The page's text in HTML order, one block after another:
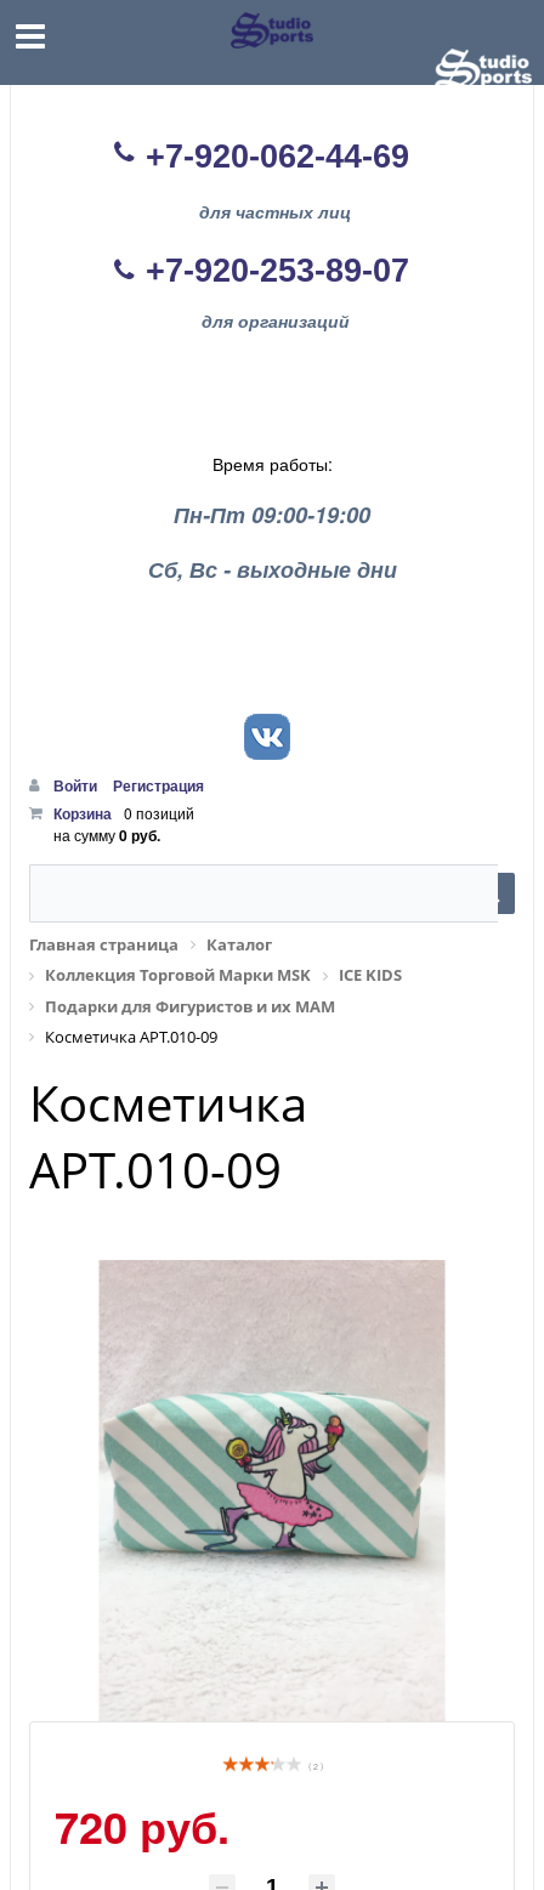
+7-920-062-44-69
для частных лиц
+7-920-253-89-07
для организаций
Время работы:
Пн-Пт 09:00-19:00
Сб, Вс - выходные дни
Войти
Регистрация
Корзина 0 позиций
на сумму0 руб.
Главная страница
Каталог
Коллекция Торговой Марки MSK
ICE KIDS
Подарки для Фигуристов и их МАМ
Косметичка АРТ.010-09
Косметичка
АРТ.010-09
( 2 )
720 руб.